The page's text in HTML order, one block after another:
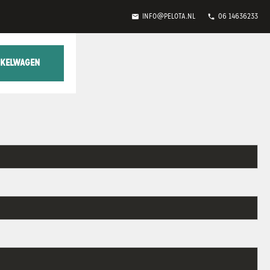
mail info@pelota.nl phone 06 14636233